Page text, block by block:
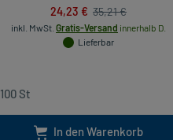
24,23 € 35,21 €
inkl. MwSt. Gratis-Versand innerhalb D.
Lieferbar
In den Warenkorb